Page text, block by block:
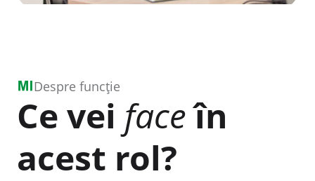
Despre funcție
Ce vei faceîn
acest rol?